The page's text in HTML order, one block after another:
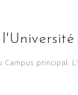
principal.